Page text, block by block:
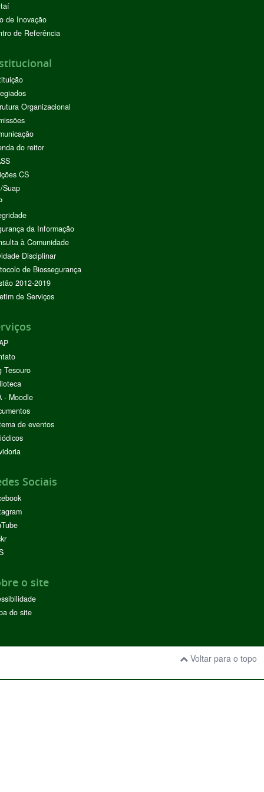
de Inovação
de Referência
Organizacional
do reitor
CS
Suap
da Informação
à Comunidade
Disciplinar
de Biossegurança
2012-2019
de Serviços
Tesouro
- Moodle
de eventos
Sociais
o site
do site
Voltar para o topo